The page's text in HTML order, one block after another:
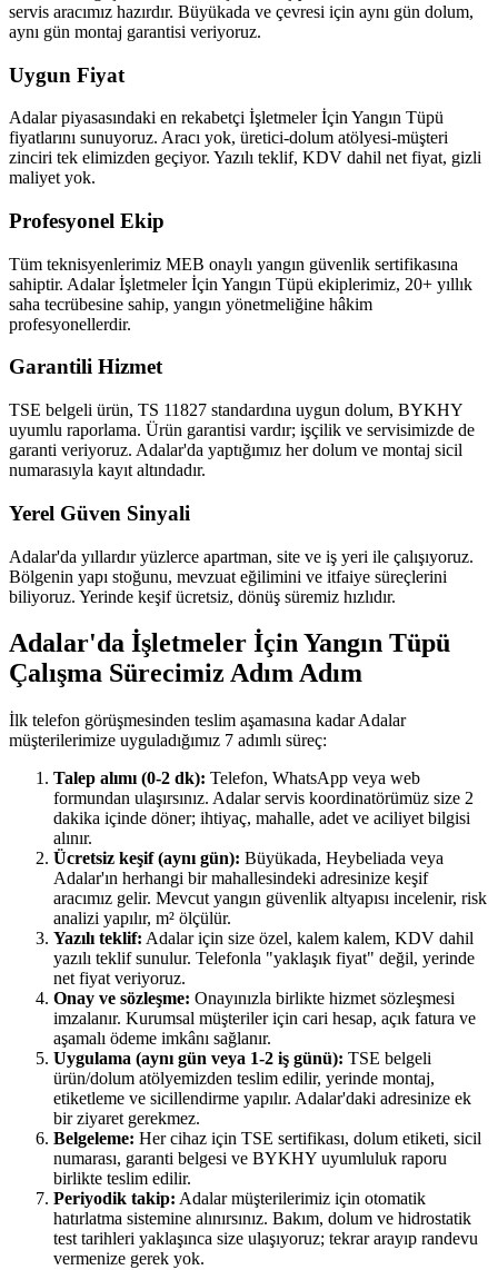
servis aracımız hazırdır. Büyükada ve çevresi için aynı gün dolum,
aynı gün montaj garantisi veriyoruz.
Uygun Fiyat
Adalar piyasasındaki en rekabetçi İşletmeler İçin Yangın Tüpü
fiyatlarını sunuyoruz. Aracı yok, üretici-dolum atölyesi-müşteri
zinciri tek elimizden geçiyor. Yazılı teklif, KDV dahil net fiyat, gizli
maliyet yok.
Profesyonel Ekip
Tüm teknisyenlerimiz MEB onaylı yangın güvenlik sertifikasına
sahiptir. Adalar İşletmeler İçin Yangın Tüpü ekiplerimiz, 20+ yıllık
saha tecrübesine sahip, yangın yönetmeliğine hâkim
profesyonellerdir.
Garantili Hizmet
TSE belgeli ürün, TS 11827 standardına uygun dolum, BYKHY
uyumlu raporlama. Ürün garantisi vardır; işçilik ve servisimizde de
garanti veriyoruz. Adalar'da yaptığımız her dolum ve montaj sicil
numarasıyla kayıt altındadır.
Yerel Güven Sinyali
Adalar'da yıllardır yüzlerce apartman, site ve iş yeri ile çalışıyoruz.
Bölgenin yapı stoğunu, mevzuat eğilimini ve itfaiye süreçlerini
biliyoruz. Yerinde keşif ücretsiz, dönüş süremiz hızlıdır.
Adalar'da İşletmeler İçin Yangın Tüpü
Çalışma Sürecimiz Adım Adım
İlk telefon görüşmesinden teslim aşamasına kadar Adalar
müşterilerimize uyguladığımız 7 adımlı süreç:
Talep alımı (0-2 dk): Telefon, WhatsApp veya web
formundan ulaşırsınız. Adalar servis koordinatörümüz size 2
dakika içinde döner; ihtiyaç, mahalle, adet ve aciliyet bilgisi
alınır.
Ücretsiz keşif (aynı gün): Büyükada, Heybeliada veya
Adalar'ın herhangi bir mahallesindeki adresinize keşif
aracımız gelir. Mevcut yangın güvenlik altyapısı incelenir, risk
analizi yapılır, m² ölçülür.
Yazılı teklif: Adalar için size özel, kalem kalem, KDV dahil
yazılı teklif sunulur. Telefonla "yaklaşık fiyat" değil, yerinde
net fiyat veriyoruz.
Onay ve sözleşme: Onayınızla birlikte hizmet sözleşmesi
imzalanır. Kurumsal müşteriler için cari hesap, açık fatura ve
aşamalı ödeme imkânı sağlanır.
Uygulama (aynı gün veya 1-2 iş günü): TSE belgeli
ürün/dolum atölyemizden teslim edilir, yerinde montaj,
etiketleme ve sicillendirme yapılır. Adalar'daki adresinize ek
bir ziyaret gerekmez.
Belgeleme: Her cihaz için TSE sertifikası, dolum etiketi, sicil
numarası, garanti belgesi ve BYKHY uyumluluk raporu
birlikte teslim edilir.
Periyodik takip: Adalar müşterilerimiz için otomatik
hatırlatma sistemine alınırsınız. Bakım, dolum ve hidrostatik
test tarihleri yaklaşınca size ulaşıyoruz; tekrar arayıp randevu
vermenize gerek yok.